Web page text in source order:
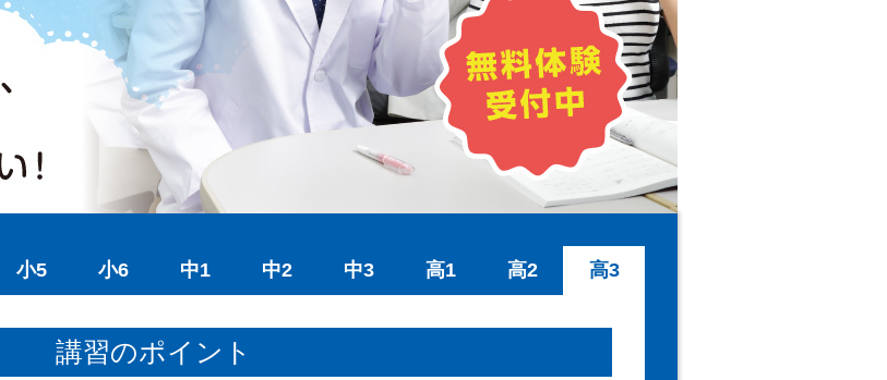
小5 小6 中1 中2 中3 高1 高2 高3
講習のポイント